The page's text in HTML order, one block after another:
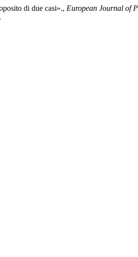
di due casi»., European Journal of